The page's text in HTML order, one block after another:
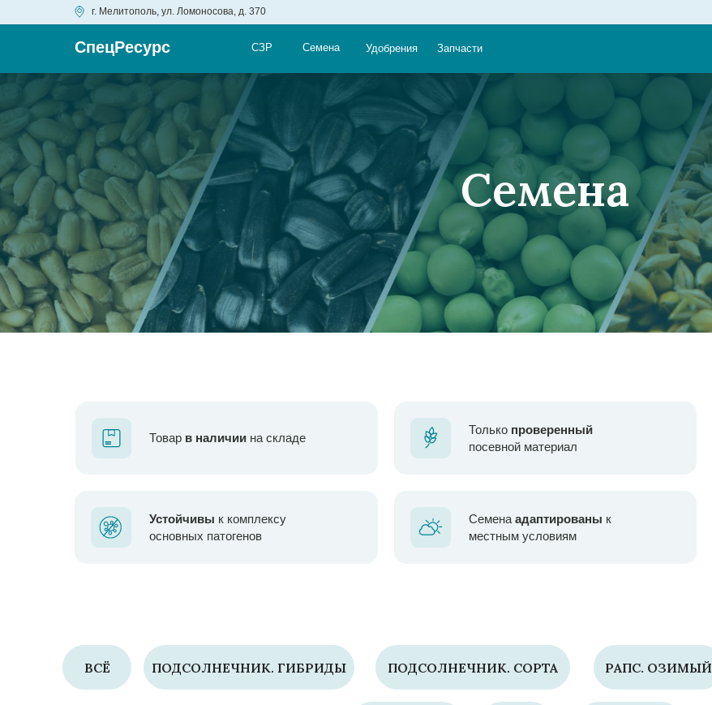
г. Мелитополь, ул. Ломоносова, д. 370
СпецРесурс СЗР Семена Запчасти
Удобрения
Семена
Товар в наличии на складе
Только проверенный
посевной материал
Семена адаптированы к
местным условиям
Устойчивы к комплексу
основных патогенов
ПОДСОЛНЕЧНИК. ГИБРИДЫ
ВСЁ ПОДСОЛНЕЧНИК. СОРТА РАПС. ОЗИМЫЙ